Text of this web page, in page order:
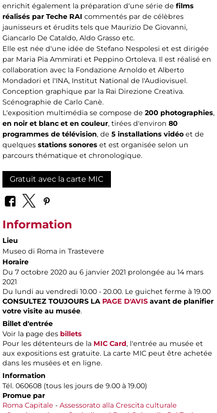
enrichit également la préparation d'une série de films
réalisés par Teche RAI commentés par de célèbres
jaunisseurs et érudits tels que Maurizio De Giovanni,
Giancarlo De Cataldo, Aldo Grasso etc.
Elle est née d'une idée de Stefano Nespolesi et est dirigée
par Maria Pia Ammirati et Peppino Ortoleva. Il est réalisé en
collaboration avec la Fondazione Arnoldo et Alberto
Mondadori et l'INA, Institut National de l'Audiovisuel.
Conception graphique par la Rai Direzione Creativa.
Scénographie de Carlo Canè.
L'exposition multimédia se compose de 200 photographies,
en noir et blanc et en couleur, tirées d'environ 80
programmes de télévision, de 5 installations vidéo et de
quelques stations sonores et est organisée selon un
parcours thématique et chronologique.
Gratuit avec la carte MIC
Information
Lieu
Museo di Roma in Trastevere
Horaire
Du 7 octobre 2020 au 6 janvier 2021 prolongée au 14 mars
2021
Du lundi au vendredi 10.00 - 20.00. Le guichet ferme à 19.00
CONSULTEZ TOUJOURS LA PAGE D'AVIS avant de planifier
votre visite au musée.
Billet d'entrée
Voir la page des billets
Pour les détenteurs de la MIC Card, l'entrée au musée et
aux expositions est gratuite. La carte MIC peut être achetée
dans les musées et en ligne.
Information
Tél. 060608 (tous les jours de 9.00 à 19.00)
Promue par
Roma Capitale - Assessorato alla Crescita culturale